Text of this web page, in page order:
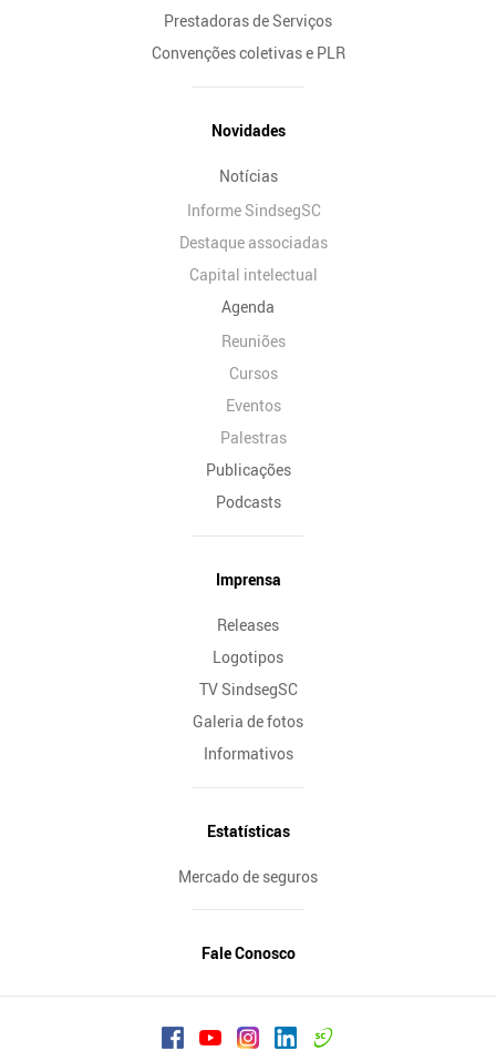
Prestadoras de Serviços
Convenções coletivas e PLR
Novidades
Notícias
Informe SindsegSC
Destaque associadas
Capital intelectual
Agenda
Reuniões
Cursos
Eventos
Palestras
Publicações
Podcasts
Imprensa
Releases
Logotipos
TV SindsegSC
Galeria de fotos
Informativos
Estatísticas
Mercado de seguros
Fale Conosco